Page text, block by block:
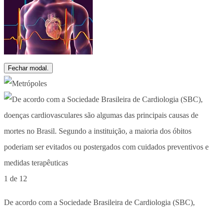
Fechar modal.
1 de 12
De acordo com a Sociedade Brasileira de Cardiologia (SBC),